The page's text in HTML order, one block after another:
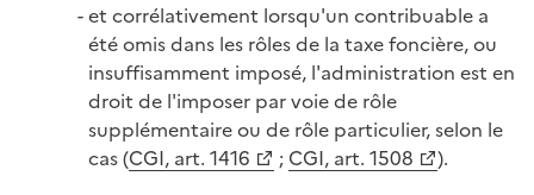
et corrélativement lorsqu'un contribuable a
été omis dans les rôles de la taxe foncière, ou
insuffisamment imposé, l'administration est en
droit de l'imposer par voie de rôle
supplémentaire ou de rôle particulier, selon le
cas (CGI, art. 1416 ; CGI, art. 1508
).